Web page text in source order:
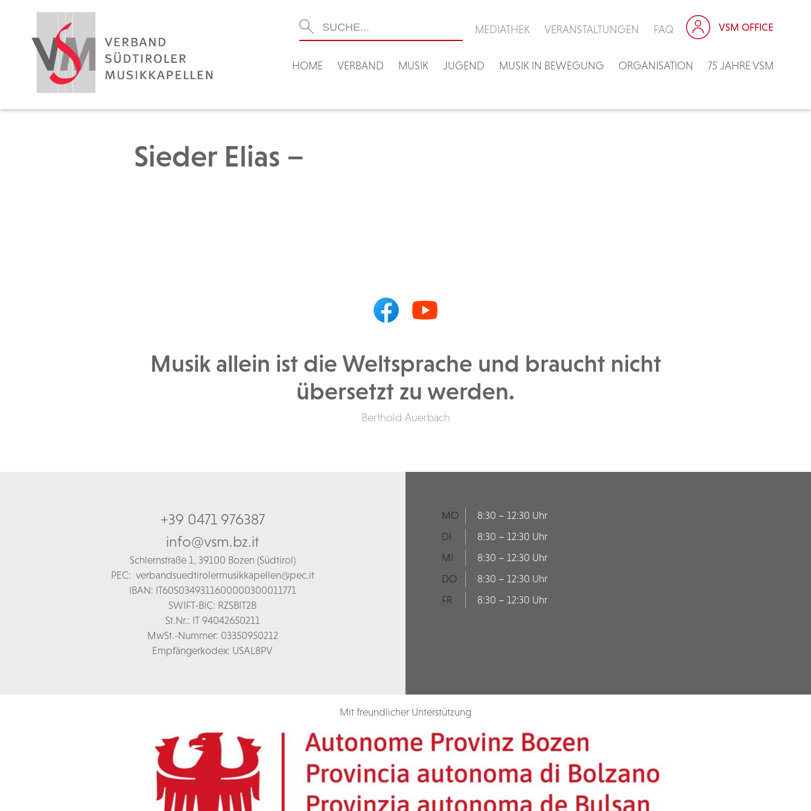
HOME VERBAND MUSIK JUGEND MUSIK IN BEWEGUNG ORGANISATION 75 JAHRE VSM
MEDIATHEK VERANSTALTUNGEN FAQ VSM OFFICE
Sieder Elias –
Musik allein ist die Weltsprache und braucht nicht
übersetzt zu werden.
Berthold Auerbach
+39 0471 976387
info@vsm.bz.it
Schlernstraße 1, 39100 Bozen (Südtirol)
PEC: verbandsuedtirolermusikkapellen@pec.it
IBAN: IT60S0349311600000300011771
SWIFT-BIC: RZSBIT2B
St.Nr.: IT 94042650211
MwSt.-Nummer: 03350950212
Empfängerkodex: USAL8PV
MO
8:30 – 12:30 Uhr
DI
8:30 – 12:30 Uhr
MI
8:30 – 12:30 Uhr
DO
8:30 – 12:30 Uhr
FR
8:30 – 12:30 Uhr
Mit freundlicher Unterstützung